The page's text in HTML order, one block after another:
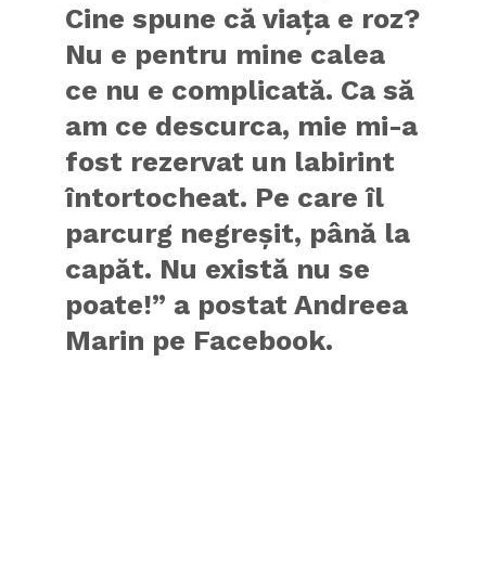
Cine spune că viața e roz?
Nu e pentru mine calea
ce nu e complicată. Ca să
am ce descurca, mie mi-a
fost rezervat un labirint
întortocheat. Pe care îl
parcurg negreșit, până la
capăt. Nu există nu se
poate!” a postat Andreea
Marin pe Facebook.